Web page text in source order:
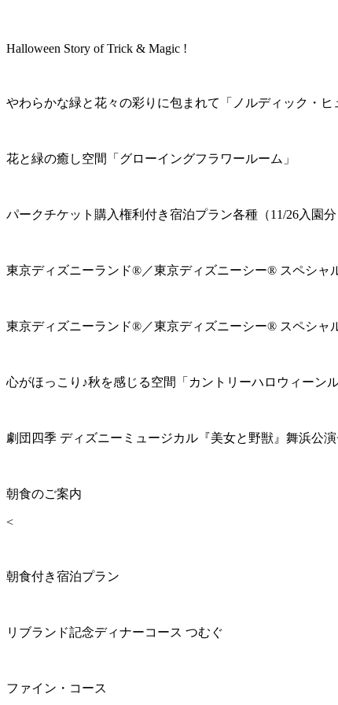
Halloween Story of Trick & Magic !
やわらかな緑と花々の彩りに包まれて「ノルディック・ヒ
花と緑の癒し空間「グローイングフラワールーム」
パークチケット購入権利付き宿泊プラン各種（11/26入園分
東京ディズニーランド®／東京ディズニーシー® スペシャ
東京ディズニーランド®／東京ディズニーシー® スペシャ
心がほっこり♪秋を感じる空間「カントリーハロウィーンル
劇団四季 ディズニーミュージカル『美女と野獣』舞浜公
朝食のご案内
<
朝食付き宿泊プラン
リブランド記念ディナーコース つむぐ
ファイン・コース